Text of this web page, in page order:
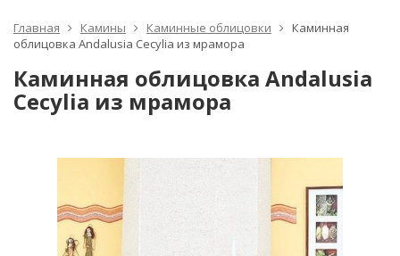
Главная Камины Каминные облицовки
Каминная
облицовка Andalusia Cecylia из мрамора
Каминная облицовка Andalusia
Cecylia из мрамора